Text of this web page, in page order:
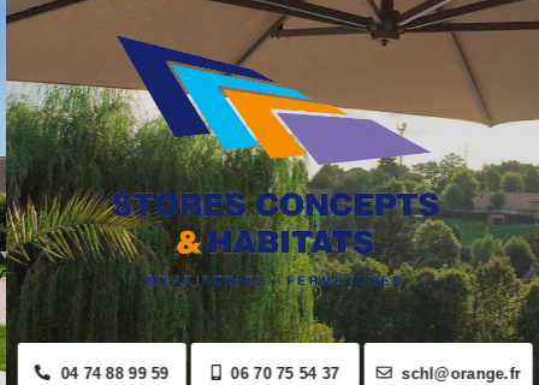
04 74 88 99 59 06 70 75 54 37 schl@orange.fr